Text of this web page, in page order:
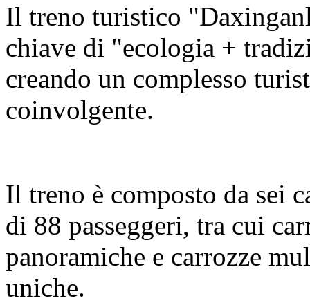
Il treno turistico
chiave di "ecologia +
creando un complesso
coinvolgente.
Il treno è composto da sei
di 88 passeggeri, tra cui
panoramiche e carrozze
uniche.